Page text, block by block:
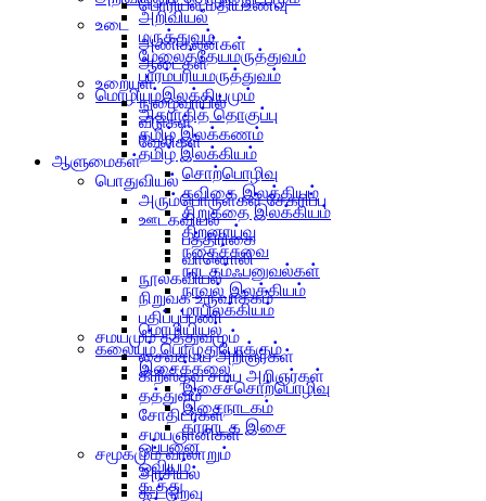
அறிவியல்
மருத்துவம்
மேலைத்தேயமருத்துவம்
பாரம்பரியமருத்துவம்
மொழியும்இலக்கியமும்
அகராதித் தொகுப்பு
தமிழ் இலக்கணம்
தமிழ் இலக்கியம்
சொற்பொழிவு
கவிதை இலக்கியம்
சிறுகதை இலக்கியம்
திறனாய்வு
நகைச்சுவை
நாடகம்ஃபனுவல்கள்
நாவல் இலக்கியம்
மரபிலக்கியம்
மொழியியல்
கலையும் பொழுதுபோக்கும்
இசைக்கலை
இசைச்சொற்பொழிவு
இசைநாடகம்
கர்நாடக இசை
ஒப்பனை
ஓவியம்
கூத்து
பொரியல்,மதியஉணவு
உடை
அணிகலன்கள்
ஆடைகள்
உறையுள்
நுழைவாயில்
வீடுகள்
வேலிகள்
ஆளுமைகள்
பொதுவியல்
அரும்பொருள்கள் சேகரிப்பு
ஊடகவியல்
பத்திரிகை
வானொலி
நூலகவியல்
நிறுவக உருவாக்கம்
பதிப்புப்பணி
சமயமும் தத்துவமும்
சைவசமய அறிஞர்கள்
கிறீஸ்தவ சமய அறிஞர்கள்
தத்துவம்
சோதிடர்கள்
சமயஞானிகள்
சமூகமும் வரலாறும்
அரசியல்
கூட்டுறவு